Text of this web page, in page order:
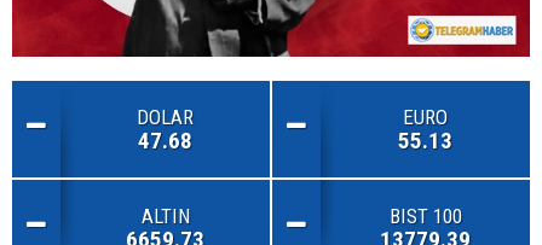
DOLAR
47.68
EURO
55.13
ALTIN BIST 100